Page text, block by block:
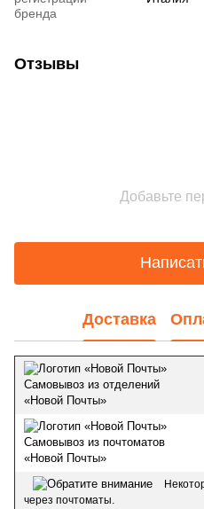
бренда
Отзывы
Добавьте
Доставка
Самовывоз из отделений
«Новой Почты»
Самовывоз из почтоматов
«Новой Почты»
через почтоматы.